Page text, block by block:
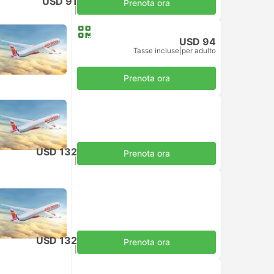
Prenota ora
USD 94
Tasse incluse per adulto
Prenota ora
USD 132 Prenota ora
USD 132 Prenota ora